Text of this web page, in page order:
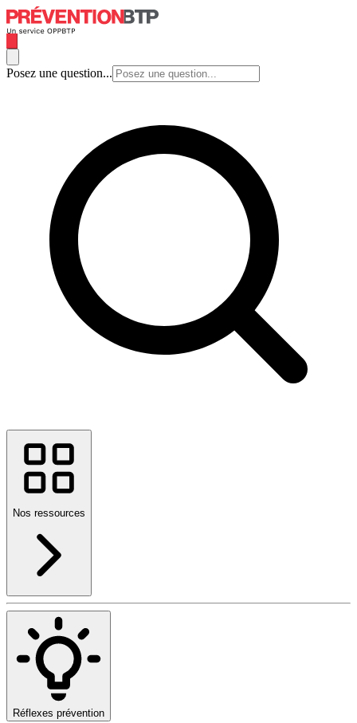
Posez une question...
Nos ressources
Réflexes prévention